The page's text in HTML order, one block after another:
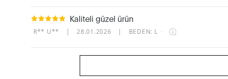
Kaliteli güzel ürün
R** U** | 28.01.2026 | BEDEN: L ·